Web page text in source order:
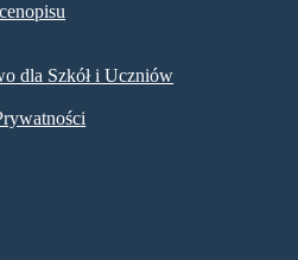
dla Szkół i Uczniów